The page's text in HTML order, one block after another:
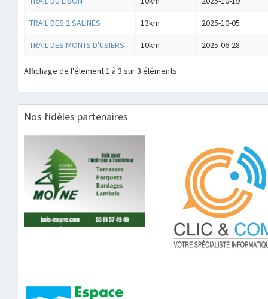
TRAIL DES 2 SALINES 13km 2025-10-05
TRAIL DES MONTS D'USIERS 10km 2025-06-28
Affichage de l'élement 1 à 3 sur 3 éléments
Nos fidèles partenaires